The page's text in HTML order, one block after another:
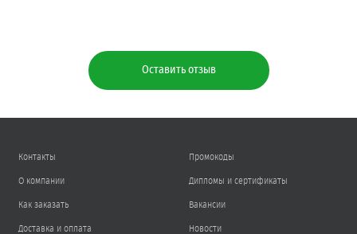
Оставить отзыв
Контакты
О компании
Как заказать
Доставка и оплата
Промокоды
Дипломы и сертификаты
Вакансии
Новости